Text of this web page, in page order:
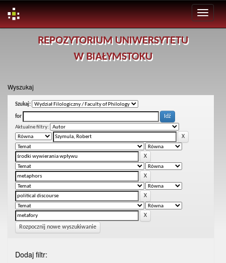
REPOZYTORIUM UNIWERSYTETU
W BIAŁYMSTOKU
Wyszukaj
Szukaj:
for
Aktualne filtry:
Rozpocznij nowe wyszukiwanie
Dodaj filtr: